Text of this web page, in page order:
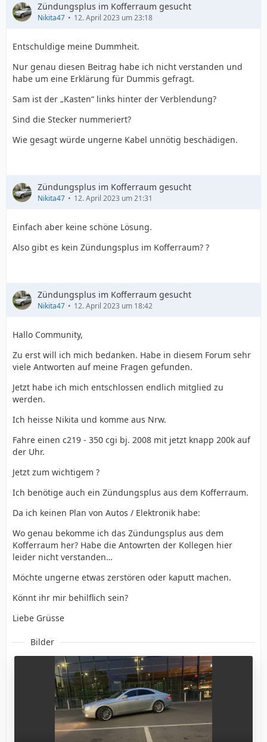
Zündungsplus im Kofferraum gesucht
Nikita47 12. April 2023 um 23:18
Entschuldige meine Dummheit.
Nur genau diesen Beitrag habe ich nicht verstanden und
habe um eine Erklärung für Dummis gefragt.
Sam ist der „Kasten“ links hinter der Verblendung?
Sind die Stecker nummeriert?
Wie gesagt würde ungerne Kabel unnötig beschädigen.
Zündungsplus im Kofferraum gesucht
Nikita47 12. April 2023 um 21:31
Einfach aber keine schöne Lösung.
Also gibt es kein Zündungsplus im Kofferraum? ?
Zündungsplus im Kofferraum gesucht
Nikita47 12. April 2023 um 18:42
Hallo Community,
Zu erst will ich mich bedanken. Habe in diesem Forum sehr
viele Antworten auf meine Fragen gefunden.
Jetzt habe ich mich entschlossen endlich mitglied zu
werden.
Ich heisse Nikita und komme aus Nrw.
Fahre einen c219 - 350 cgi bj. 2008 mit jetzt knapp 200k auf
der Uhr.
Jetzt zum wichtigem ?
Ich benötige auch ein Zündungsplus aus dem Kofferraum.
Da ich keinen Plan von Autos / Elektronik habe:
Wo genau bekomme ich das Zündungsplus aus dem
Kofferraum her? Habe die Antowrten der Kollegen hier
leider nicht verstanden…
Möchte ungerne etwas zerstören oder kaputt machen.
Könnt ihr mir behilflich sein?
Liebe Grüsse
Bilder